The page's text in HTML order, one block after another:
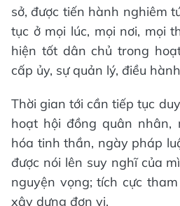
sở, được tiến hành nghiêm
tục ở mọi lúc, mọi nơi, mọi
hiện tốt dân chủ trong
cấp ủy, sự quản lý, điều
Thời gian tới cần tiếp tục
hoạt hội đồng quân
hóa tinh thần, ngày pháp
được nói lên suy nghĩ của
nguyện vọng; tích cực
xây dựng đơn vị.